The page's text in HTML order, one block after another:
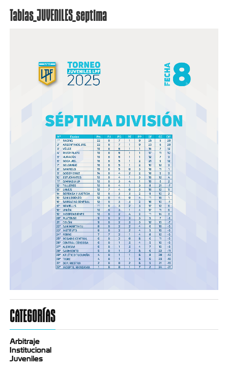
Tablas_JUVENILES_septima
CATEGORÍAS
Arbitraje
Institucional
Juveniles